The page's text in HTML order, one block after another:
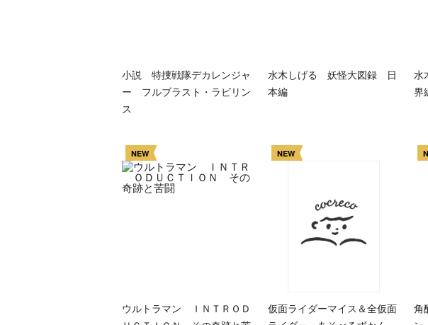
小説 特捜戦隊デカレンジャ
ー フルブラスト・ラビリン
ス
水木しげる 妖怪大図録 日
本編
水
界
NEW
ウルトラマン ＩＮＴＲＯＤ
NEW
仮面ライダーマイス＆全仮面
角